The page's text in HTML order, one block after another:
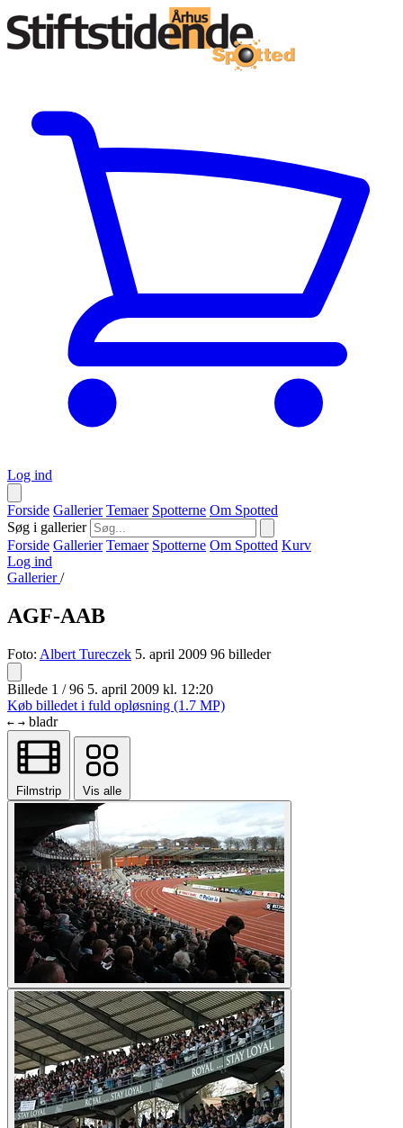
Log ind
Forside Gallerier Temaer Spotterne Om Spotted
Søg i gallerier
Forside Gallerier Temaer Spotterne Om Spotted Kurv
Log ind
Gallerier/
AGF-AAB
Foto: Albert Tureczek 5. april 2009 96 billeder
Billede 1 / 96 5. april 2009 kl. 12:20
Køb billedet i fuld opløsning (1.7 MP)
← → bladr
Filmstrip Vis alle